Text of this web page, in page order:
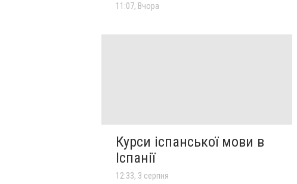
11:07, Вчора
Курси іспанської мови в
Іспанії
12:33, 3 серпня